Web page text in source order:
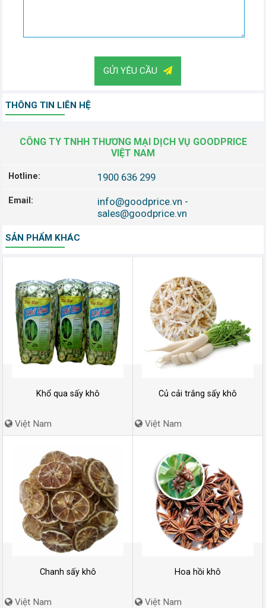
GỬI YÊU CẦU
THÔNG TIN LIÊN HỆ
CÔNG TY TNHH THƯƠNG MẠI DỊCH VỤ GOODPRICE
VIỆT NAM
Hotline: 1900 636 299
Email: info@goodprice.vn -
sales@goodprice.vn
SẢN PHẨM KHÁC
Khổ qua sấy khô
Việt Nam
Củ cải trắng sấy khô
Việt Nam
Chanh sấy khô
Việt Nam
Hoa hồi khô
Việt Nam